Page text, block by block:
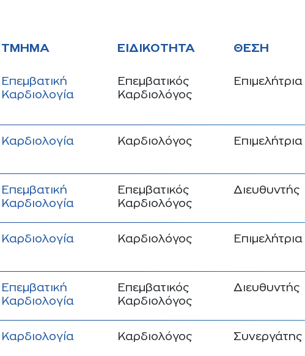
ΤΜΉΜΑ ΕΙΔΙΚΌΤΗΤΑ ΘΈΣΗ
Επεμβατική
Καρδιολογία
Επεμβατικός
Καρδιολόγος
Επιμελήτρια
Καρδιολογία Καρδιολόγος Επιμελήτρια
Επεμβατική
Καρδιολογία
Επεμβατικός
Καρδιολόγος
Διευθυντής
Καρδιολογία Καρδιολόγος Επιμελήτρια
Επεμβατική
Καρδιολογία
Επεμβατικός
Καρδιολόγος
Διευθυντής
Καρδιολογία Καρδιολόγος Συνεργάτης